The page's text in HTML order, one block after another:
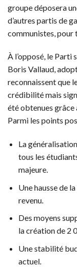
groupe déposera
d’autres partis de
communistes, pour
À l’opposé, le Parti
Boris Vallaud,
reconnaissent que
crédibilité mais
été obtenues grâce
Parmi les points
La
tous les
majeure.
Une hausse de
revenu.
Des moyens
la création de 2
Une stabilité
actuel.